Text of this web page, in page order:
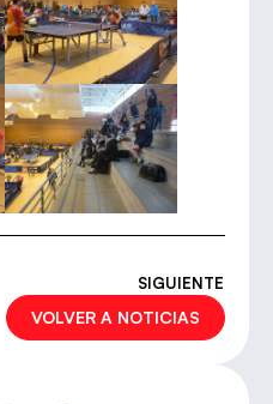
SIGUIENTE
VOLVER A NOTICIAS